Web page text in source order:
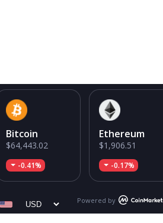
Bitcoin
$64,443.02
-0.41%
Ethereum
$1,906.51
-0.17%
Powered by